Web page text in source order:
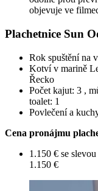
objevuje ve
Plachetnice Sun
Rok spuštění na
Kotví v marině
Řecko
Počet kajut: 3 ,
toalet: 1
Povlečení a
Cena pronájmu
1.150 € se
1.150 €